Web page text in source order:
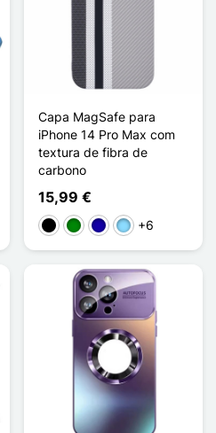
Capa MagSafe para
iPhone 14 Pro Max com
textura de fibra de
carbono
15,99 €
PretoVerdeAzul Escuro
Azul Claro
+6